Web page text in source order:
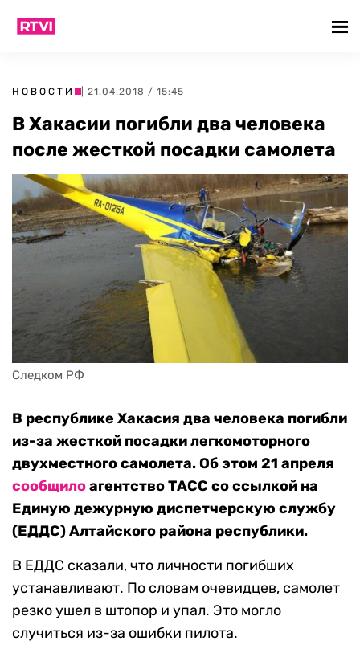
НОВОСТИ | 21.04.2018 / 15:45
В Хакасии погибли два человека
после жесткой посадки самолета
Следком РФ
В республике Хакасия два человека погибли
из-за жесткой посадки легкомоторного
двухместного самолета. Об этом 21 апреля
сообщилоагентство ТАСС со ссылкой на
Единую дежурную диспетчерскую службу
(ЕДДС) Алтайского района республики.
В ЕДДС сказали, что личности погибших
устанавливают. По словам очевидцев, самолет
резко ушел в штопор и упал. Это могло
случиться из-за ошибки пилота.